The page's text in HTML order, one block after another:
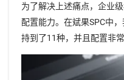
为了解决上述痛点，企业
配置能力。在斌果SPC中
持到了11种，并且配置非常